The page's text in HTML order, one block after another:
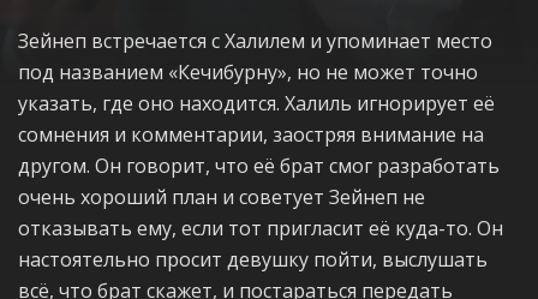
Зейнеп встречается с Халилем и упоминает место
под названием «Кечибурну», но не может точно
указать, где оно находится. Халиль игнорирует её
сомнения и комментарии, заостряя внимание на
другом. Он говорит, что её брат смог разработать
очень хороший план и советует Зейнеп не
отказывать ему, если тот пригласит её куда-то. Он
настоятельно просит девушку пойти, выслушать
всё, что брат скажет, и постараться передать